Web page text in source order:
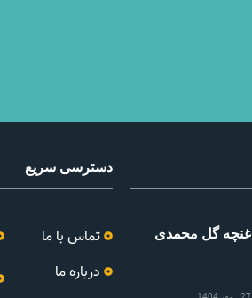
غنچه گل محمدی
دسترسی سریع
تماس با ما
درباره ما